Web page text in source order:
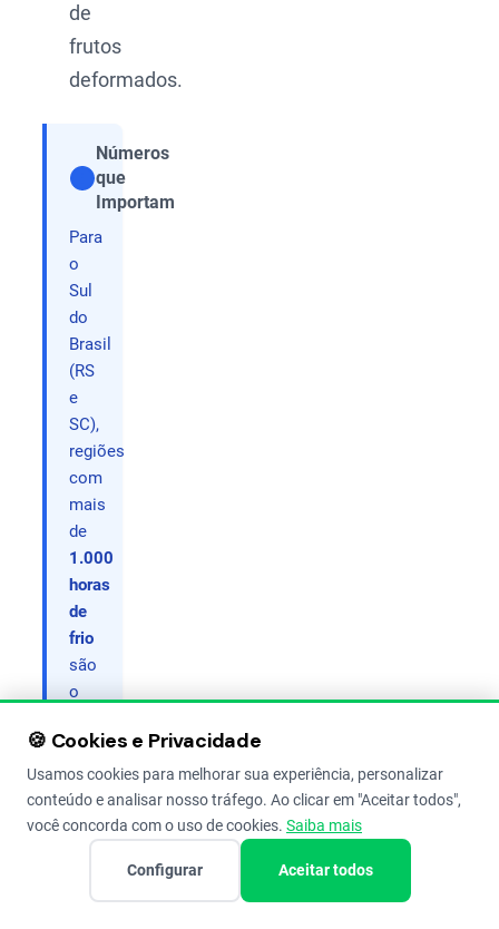
de
frutos
deformados.
Números
que
Importam
Para
o
Sul
do
Brasil
(RS
e
SC),
regiões
com
mais
de
1.000
horas
de
frio
são
o
mignon.
Locais
com
500
conta
🍪 Cookies e Privacidade
Usamos cookies para melhorar sua experiência, personalizar
conteúdo e analisar nosso tráfego. Ao clicar em "Aceitar todos",
você concorda com o uso de cookies. Saiba mais
Configurar Aceitar todos